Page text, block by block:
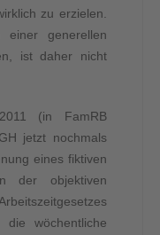
zu erzielen.
generellen
ist daher nicht
(in FamRB
jetzt nochmals
eines fiktiven
der objektiven
wöchentliche